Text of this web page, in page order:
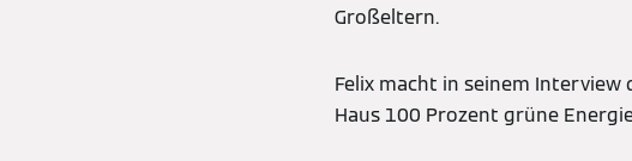
Großeltern.
Felix macht in seinem
Haus 100 Prozent grüne